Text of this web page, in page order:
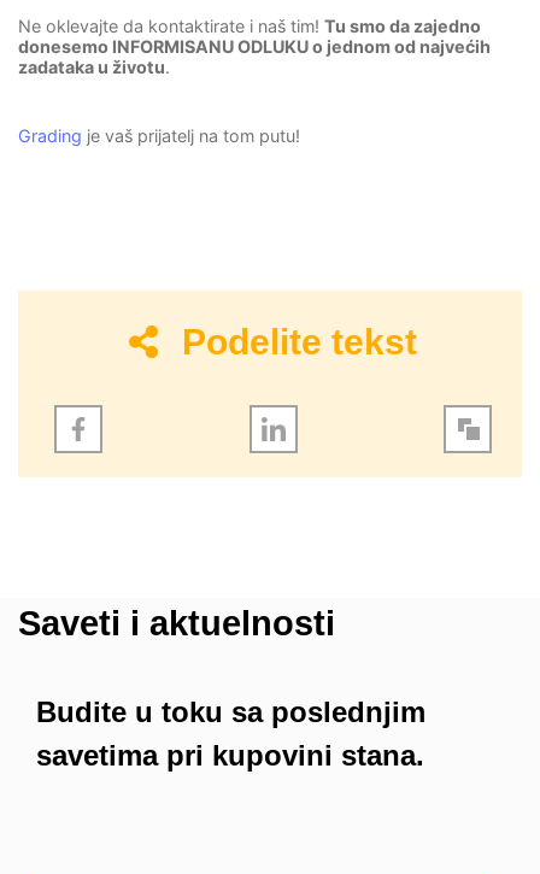
Ne oklevajte da kontaktirate i naš tim! Tu smo da zajedno
donesemo INFORMISANU ODLUKU o jednom od najvećih
zadataka u životu.
Grading je vaš prijatelj na tom putu!
Podelite tekst
Saveti i aktuelnosti
Budite u toku sa poslednjim
savetima pri kupovini stana.